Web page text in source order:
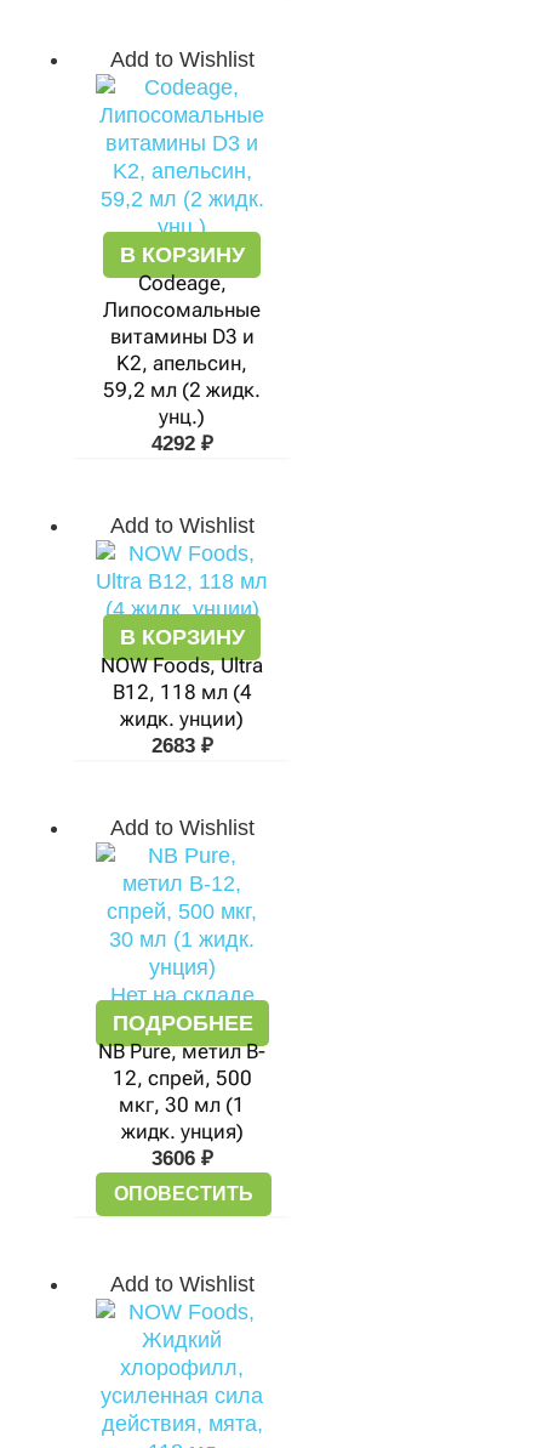
Add to Wishlist
В КОРЗИНУ
Codeage,
Липосомальные
витамины D3 и
K2, апельсин,
59,2 мл (2 жидк.
унц.)
4292 ₽
Add to Wishlist
В КОРЗИНУ
NOW Foods, Ultra
B12, 118 мл (4
жидк. унции)
2683 ₽
Add to Wishlist
Нет на складе
ПОДРОБНЕЕ
NB Pure, метил B-
12, спрей, 500
мкг, 30 мл (1
жидк. унция)
3606 ₽
ОПОВЕСТИТЬ
Add to Wishlist